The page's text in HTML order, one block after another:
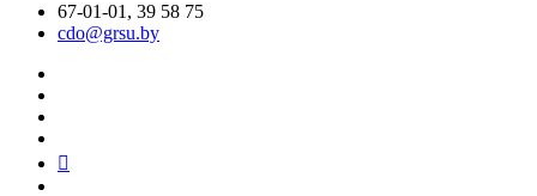
67-01-01, 39 58 75
cdo@grsu.by